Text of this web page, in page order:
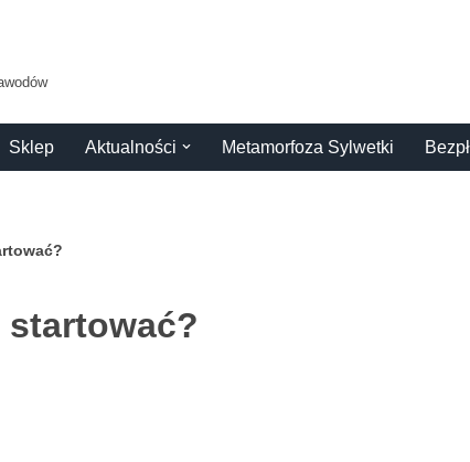
Sklep Aktualności Metamorfoza Sylwetki